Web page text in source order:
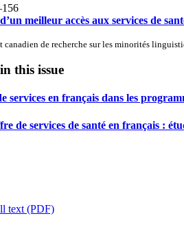
meilleur accès aux services de
canadien de recherche sur les minorités
this issue
services en français dans les
de services de santé en français :
text (PDF)